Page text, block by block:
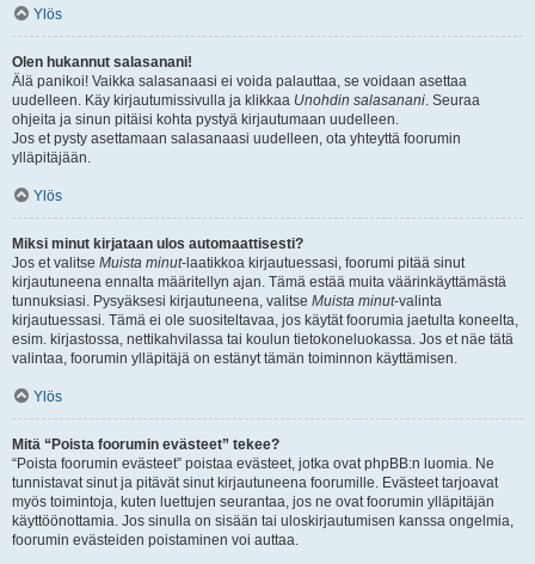
Ylös
Olen hukannut salasanani!
Älä panikoi! Vaikka salasanaasi ei voida palauttaa, se voidaan asettaa
uudelleen. Käy kirjautumissivulla ja klikkaa Unohdin salasanani. Seuraa
ohjeita ja sinun pitäisi kohta pystyä kirjautumaan uudelleen.
Jos et pysty asettamaan salasanaasi uudelleen, ota yhteyttä foorumin
ylläpitäjään.
Ylös
Miksi minut kirjataan ulos automaattisesti?
Jos et valitse Muista minut-laatikkoa kirjautuessasi, foorumi pitää sinut
kirjautuneena ennalta määritellyn ajan. Tämä estää muita väärinkäyttämästä
tunnuksiasi. Pysyäksesi kirjautuneena, valitse Muista minut-valinta
kirjautuessasi. Tämä ei ole suositeltavaa, jos käytät foorumia jaetulta koneelta,
esim. kirjastossa, nettikahvilassa tai koulun tietokoneluokassa. Jos et näe tätä
valintaa, foorumin ylläpitäjä on estänyt tämän toiminnon käyttämisen.
Ylös
Mitä “Poista foorumin evästeet” tekee?
“Poista foorumin evästeet” poistaa evästeet, jotka ovat phpBB:n luomia. Ne
tunnistavat sinut ja pitävät sinut kirjautuneena foorumille. Evästeet tarjoavat
myös toimintoja, kuten luettujen seurantaa, jos ne ovat foorumin ylläpitäjän
käyttöönottamia. Jos sinulla on sisään tai uloskirjautumisen kanssa ongelmia,
foorumin evästeiden poistaminen voi auttaa.